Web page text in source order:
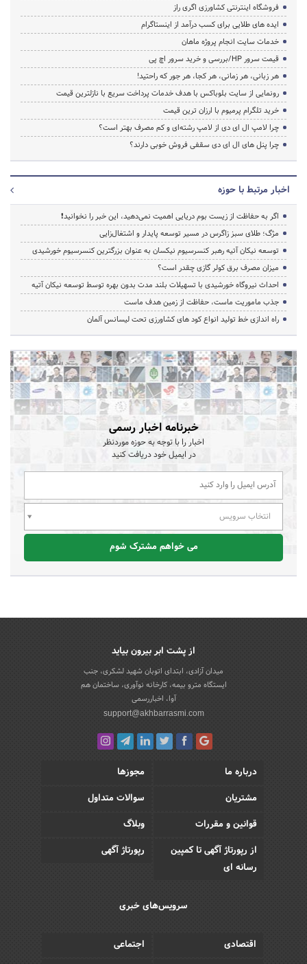
فروشگاه اینترنتی کشاورزی اگری راز
ایده های طلایی برای کسب درآمد از اینستاگرام
خدمات سایت انجام پروژه ماهان
قیمت سرور HP/بررسی و خرید سرور اچ پی
هر زبانی، هر زمانی، هر کجا، هر جور که راحتید!
رونمایی از سایت بلوباکس با هدف خدمات پرداخت سریع با نازلترین قیمت
خرید تلگرام پرمیوم با ارزان ترین قیمت
چرا لامپ ال ای دی از لامپ رشته‌ای و کم مصرف بهتر است؟
چرا پنل های ال ای دی سقفی فروش خوبی دارند؟
اخبار مرتبط با حوزه
اگر به حفاظت از زیست بوم دریایی اهمیت نمی‌دهید، این خبر را نخوانید❗
مژگ؛ طلای سبز زاگرس در مسیر توسعه پایدار و اشتغال‌زایی
توسعه نیکان آتیه رهبر کنسرسیوم نیکسان به عنوان بزرگترین کنسرسیوم خورشیدی
میزان مصرف برق کولر گازی چقدر است؟
احداث نیروگاه خورشیدی با تسهیلات بلند مدت بدون بهره توسط توسعه نیکان آتیه
جذب ماموریت ماست، حفاظت از زمین هدف ماست
راه اندازی خط تولید انواع کود های کشاورزی تحت لیسانس آلمان
خبرنامه اخبار رسمی
اخبار را با توجه به حوزه موردنظر
در ایمیل خود دریافت کنید
انتخاب سرویس
می خواهم مشترک شوم
از پشت ابر بیرون بیاید
میدان آزادی، ابتدای اتوبان شهید لشکری، جنب
ایستگاه مترو بیمه، کارخانه نوآوری، ساختمان هم
آوا، اخباررسمی
support@akhbarrasmi.com
درباره ما
مجوزها
مشتریان
سوالات متداول
قوانین و مقررات
وبلاگ
از رپورتاژ آگهی تا کمپین
رسانه ای
رپورتاژ آگهی
سرویس‌های خبری
اقتصادی
اجتماعی